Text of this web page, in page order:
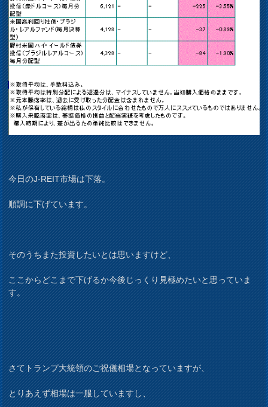
今日のJ-REIT市場は下落。
順調に下げています。
そのうちまた投資したいとは思いますけど、
ここからどこまで下げるか今後じっくり見極めたいと思っていま
す。
さてトランプ大統領のご祝儀相場となっていますが、
とりあえず相場は一服していますし、